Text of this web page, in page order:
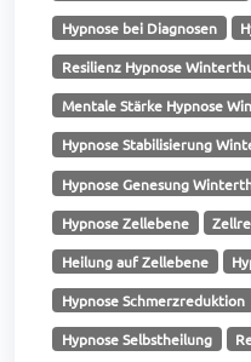
Hypnose bei Diagnosen
Resilienz Hypnose
Mentale Stärke Hypnose
Hypnose Stabilisierung
Hypnose Genesung
Hypnose Zellebene
Heilung auf Zellebene
Hypnose Schmerzreduktion
Hypnose Selbstheilung